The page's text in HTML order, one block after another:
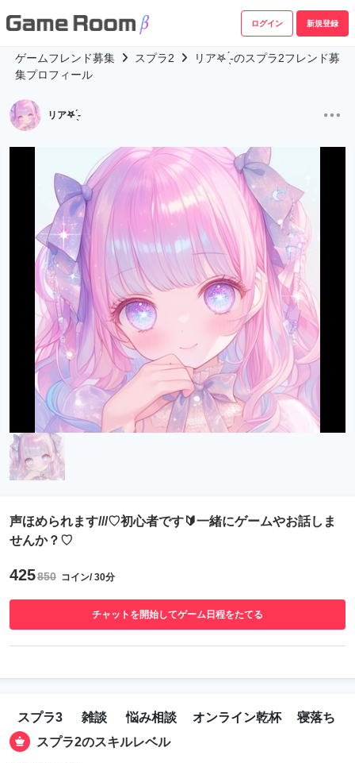
ログイン 新規登録
ゲームフレンド募集 スプラ2
リア𖤐 ̖́-‬のスプラ2フレンド募
集プロフィール
リア𖤐 ̖́-‬
声ほめられます///♡初心者です🔰一緒にゲームやお話しま
せんか？♡
425850 コイン/ 30分
チャットを開始してゲーム日程をたてる
スプラ3 雑談 悩み相談 オンライン乾杯 寝落ち
スプラ2のスキルレベル